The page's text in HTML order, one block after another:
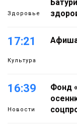
Здоровье
17:21
Культура
Афиша
16:39
Новости
Фонд